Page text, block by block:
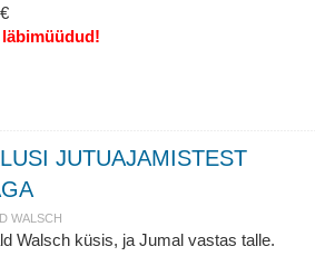
JUTUAJAMISTEST
WALSCH
Walsch küsis, ja Jumal vastas talle.